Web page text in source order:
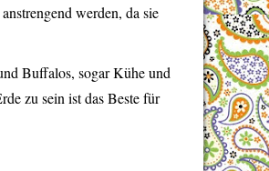
werden, da sie
Buffalos, sogar Kühe und
zu sein ist das Beste für